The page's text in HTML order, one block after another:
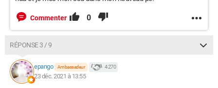
Commenter 0
RÉPONSE 3 / 9
epango Ambassadeur 4 270
23 déc. 2021 à 13:55